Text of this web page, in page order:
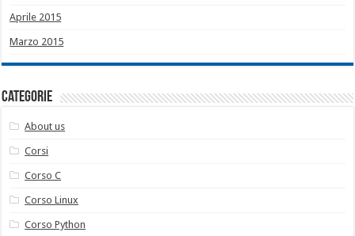
Aprile 2015
Marzo 2015
Categorie
About us
Corsi
Corso C
Corso Linux
Corso Python